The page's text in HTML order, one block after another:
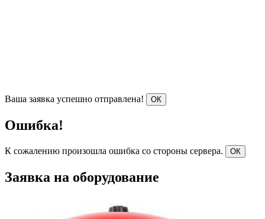
Ваша заявка успешно отправлена! ОК
Ошибка!
К сожалению произошла ошибка со стороны сервера. ОК
Заявка на оборудование